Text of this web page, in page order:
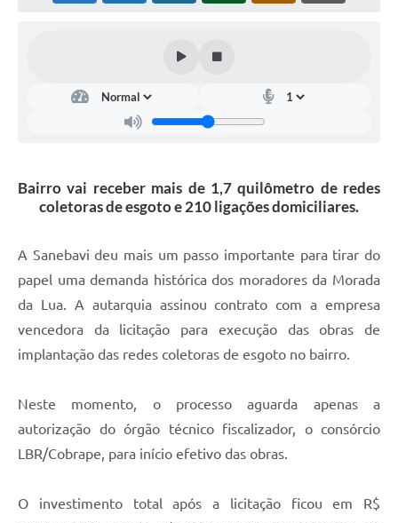
Carta de Serviços
Contas Públicas
Legislação
Links Úteis
Bairro vai receber mais de 1,7 quilômetro de redes
coletoras de esgoto e 210 ligações domiciliares.
A Sanebavi deu mais um passo importante para tirar do
papel uma demanda histórica dos moradores da Morada
da Lua. A autarquia assinou contrato com a empresa
vencedora da licitação para execução das obras de
implantação das redes coletoras de esgoto no bairro.
Neste momento, o processo aguarda apenas a
autorização do órgão técnico fiscalizador, o consórcio
LBR/Cobrape, para início efetivo das obras.
O investimento total após a licitação ficou em R$